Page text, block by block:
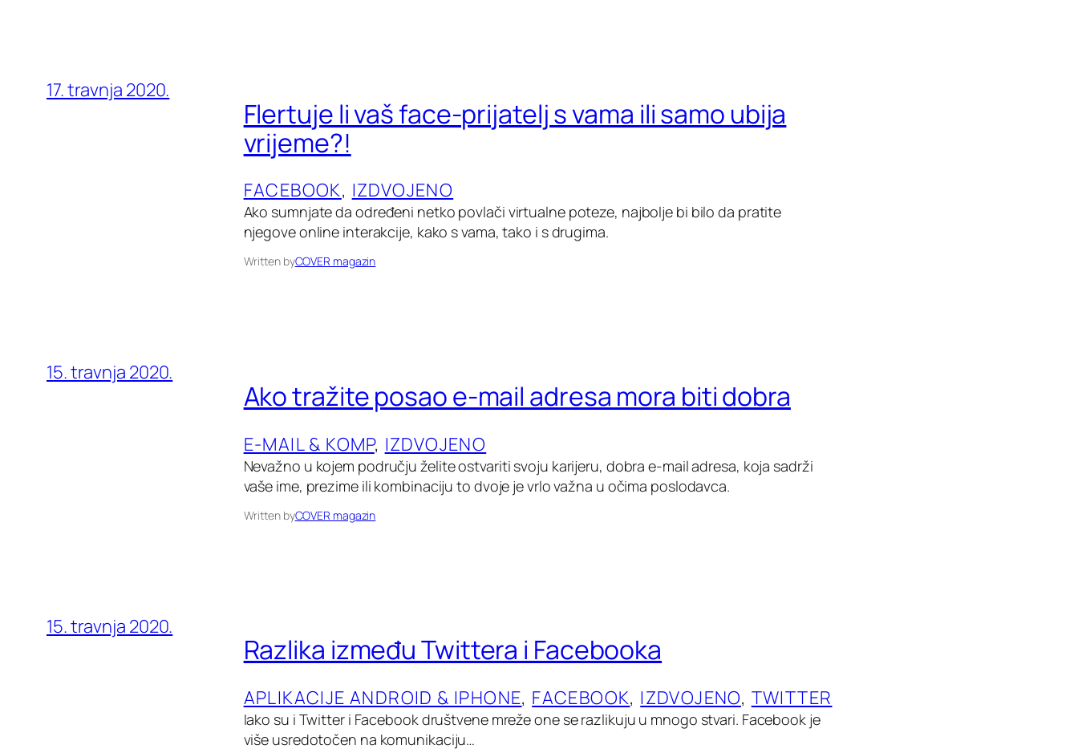
17. travnja 2020.
Flertuje li vaš face-prijatelj s vama ili samo ubija
vrijeme?!
FACEBOOK, IZDVOJENO
Ako sumnjate da određeni netko povlači virtualne poteze, najbolje bi bilo da pratite
njegove online interakcije, kako s vama, tako i s drugima.
Written byCOVER magazin
15. travnja 2020.
Ako tražite posao e-mail adresa mora biti dobra
E-MAIL & KOMP, IZDVOJENO
Nevažno u kojem području želite ostvariti svoju karijeru, dobra e-mail adresa, koja sadrži
vaše ime, prezime ili kombinaciju to dvoje je vrlo važna u očima poslodavca.
Written byCOVER magazin
15. travnja 2020.
Razlika između Twittera i Facebooka
APLIKACIJE ANDROID & IPHONE, FACEBOOK, IZDVOJENO, TWITTER
Iako su i Twitter i Facebook društvene mreže one se razlikuju u mnogo stvari. Facebook je
više usredotočen na komunikaciju…